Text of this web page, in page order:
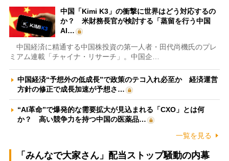
中国「Kimi K3」の衝撃に世界はどう対応するの
か？ 米財務長官が検討する「蒸留を行う中国
AI…
中国経済に精通する中国株投資の第一人者・田代尚機氏のプレ
ミアム連載「チャイナ・リサーチ」。中国企…
中国経済“予想外の低成長”で政策のテコ入れ必至か 経済運営
方針の修正で成長加速が予想さ…
“AI革命”で爆発的な需要拡大が見込まれる「CXO」とは何
か？ 高い競争力を持つ中国の医薬品…
一覧を見る
「みんなで大家さん」配当ストップ騒動の内幕